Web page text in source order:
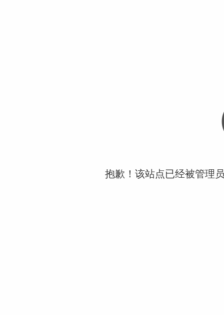
抱歉！该站点已经被管理